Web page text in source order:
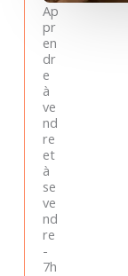
Ap
pr
en
dr
e
à
ve
nd
re
et
à
se
ve
nd
re
-
7h